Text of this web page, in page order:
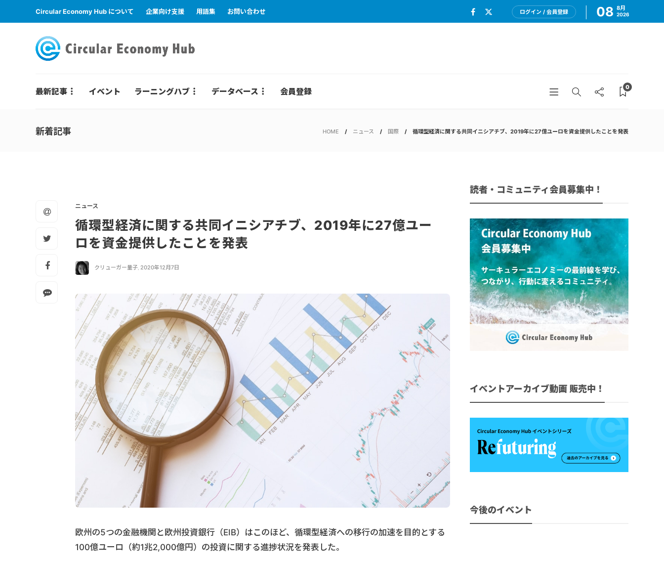
Circular Economy Hub について 企業向け支援 用語集 お問い合わせ ログイン / 会員登録 08 8月
2026
最新記事 イベント ラーニングハブ データベース 会員登録 0
新着記事 HOME ニュース 国際 循環型経済に関する共同イニシアチブ、2019年に27億ユーロを資金提供したことを発表
ニュース
循環型経済に関する共同イニシアチブ、2019年に27億ユー
ロを資金提供したことを発表
クリューガー量子, 2020年12月7日
欧州の5つの金融機関と欧州投資銀行（EIB）はこのほど、循環型経済への移行の加速を目的とする
100億ユーロ（約1兆2,000億円）の投資に関する進捗状況を発表した。
読者・コミュニティ会員募集中！
イベントアーカイブ動画 販売中！
今後のイベント